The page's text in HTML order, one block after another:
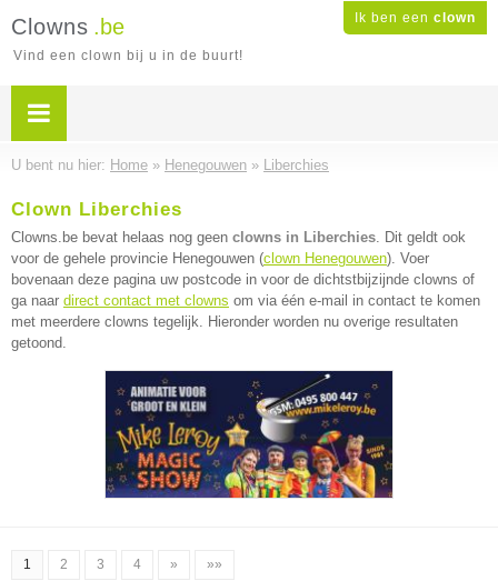
Ik ben een clown
Clowns .be
Vind een clown bij u in de buurt!
U bent nu hier: Home » Henegouwen » Liberchies
Clown Liberchies
Clowns.be bevat helaas nog geen clowns in Liberchies. Dit geldt ook
voor de gehele provincie Henegouwen (clown Henegouwen). Voer
bovenaan deze pagina uw postcode in voor de dichtstbijzijnde clowns of
ga naar direct contact met clowns om via één e-mail in contact te komen
met meerdere clowns tegelijk. Hieronder worden nu overige resultaten
getoond.
1 2 3 4 » »»